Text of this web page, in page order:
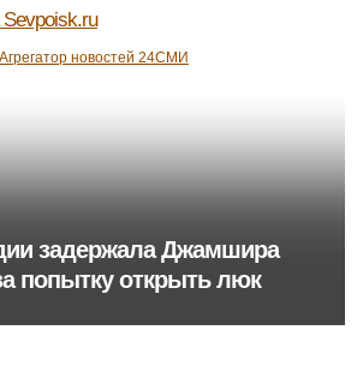
Sevpoisk.ru
Агрегатор новостей 24СМИ
задержала Джамшира
попытку открыть люк